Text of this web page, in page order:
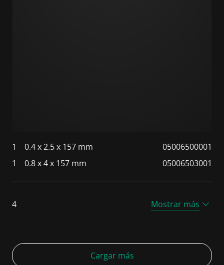
1 0.4 x 2.5 x 157 mm
05006500001
1
0.8 x 4 x 157 mm 05006503001
4 Mostrar más
Cargar más